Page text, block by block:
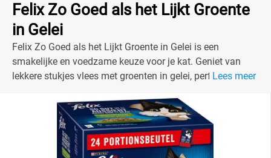
Felix Zo Goed als het Lijkt Groente
in Gelei
Felix Zo Goed als het Lijkt Groente in Gelei is een
smakelijke en voedzame keuze voor je kat. Geniet van
lekkere stukjes vlees met groenten in gelei, perfect voor
Lees meer